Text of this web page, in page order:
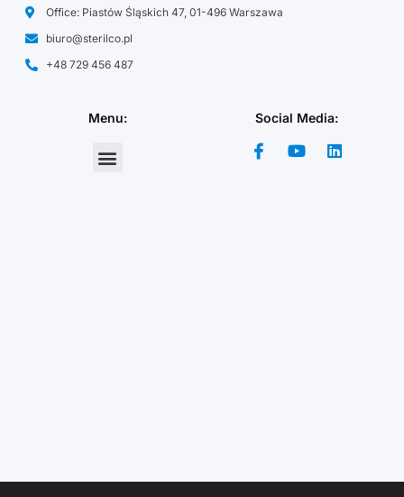
Office: Piastów Śląskich 47, 01-496 Warszawa
biuro@sterilco.pl
+48 729 456 487
Menu: Social Media: